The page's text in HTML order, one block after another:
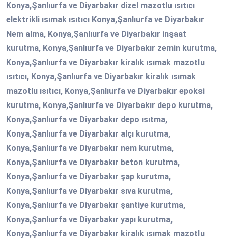
Konya,Şanlıurfa ve Diyarbakır dizel mazotlu ısıtıcı
elektrikli ısımak ısıtıcı Konya,Şanlıurfa ve Diyarbakır
Nem alma, Konya,Şanlıurfa ve Diyarbakır inşaat
kurutma, Konya,Şanlıurfa ve Diyarbakır zemin kurutma,
Konya,Şanlıurfa ve Diyarbakır kiralık ısımak mazotlu
ısıtıcı, Konya,Şanlıurfa ve Diyarbakır kiralık ısımak
mazotlu ısıtıcı, Konya,Şanlıurfa ve Diyarbakır epoksi
kurutma, Konya,Şanlıurfa ve Diyarbakır depo kurutma,
Konya,Şanlıurfa ve Diyarbakır depo ısıtma,
Konya,Şanlıurfa ve Diyarbakır alçı kurutma,
Konya,Şanlıurfa ve Diyarbakır nem kurutma,
Konya,Şanlıurfa ve Diyarbakır beton kurutma,
Konya,Şanlıurfa ve Diyarbakır şap kurutma,
Konya,Şanlıurfa ve Diyarbakır sıva kurutma,
Konya,Şanlıurfa ve Diyarbakır şantiye kurutma,
Konya,Şanlıurfa ve Diyarbakır yapı kurutma,
Konya,Şanlıurfa ve Diyarbakır kiralık ısımak mazotlu